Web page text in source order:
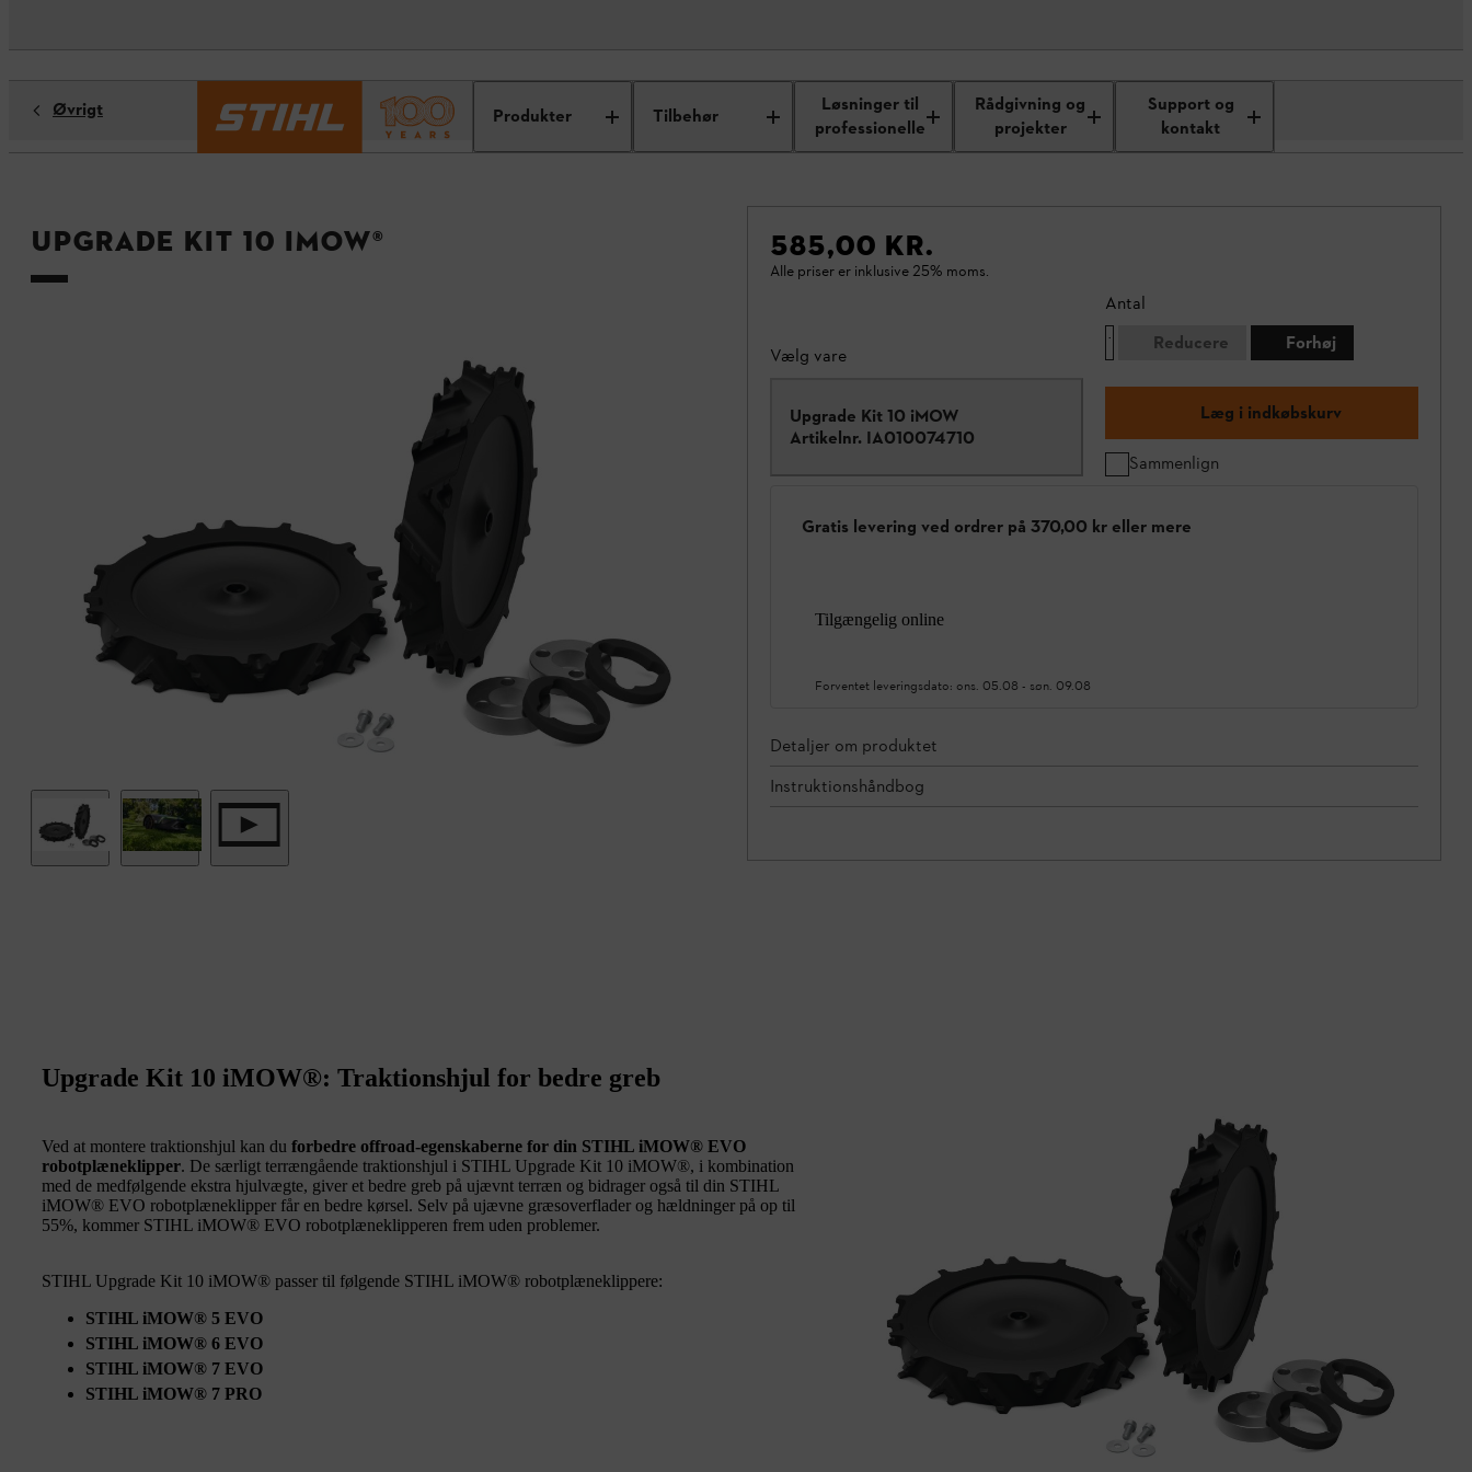
Produkter Tilbehør
Løsninger til
professionelle
Rådgivning og
projekter
Support og
kontakt
Øvrigt
Upgrade Kit 10 iMOW® 585,00 KR.
Alle priser er inklusive 25% moms.
Vælg vare
Upgrade Kit 10 iMOW
Artikelnr. IA010074710
Antal
Reducere
Forhøj
Læg i indkøbskurv
Sammenlign
Gratis levering ved ordrer på 370,00 kr eller mere
Tilgængelig online
Forventet leveringsdato: ons. 05.08 - søn. 09.08
Detaljer om produktet
Instruktionshåndbog
Upgrade Kit 10 iMOW®: Traktionshjul for bedre greb
Ved at montere traktionshjul kan du forbedre offroad-egenskaberne for din STIHL iMOW® EVO
robotplæneklipper. De særligt terrængående traktionshjul i STIHL Upgrade Kit 10 iMOW®, i kombination
med de medfølgende ekstra hjulvægte, giver et bedre greb på ujævnt terræn og bidrager også til din STIHL
iMOW® EVO robotplæneklipper får en bedre kørsel. Selv på ujævne græsoverflader og hældninger på op til
55%, kommer STIHL iMOW® EVO robotplæneklipperen frem uden problemer.
STIHL Upgrade Kit 10 iMOW® passer til følgende STIHL iMOW® robotplæneklippere:
STIHL iMOW® 5 EVO
STIHL iMOW® 6 EVO
STIHL iMOW® 7 EVO
STIHL iMOW® 7 PRO